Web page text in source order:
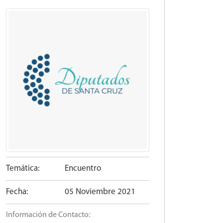
Temática: Encuentro
Fecha: 05 Noviembre 2021
Información de Contacto: